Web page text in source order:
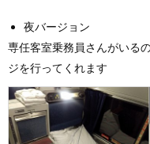
夜バージョン
専任客室乗務員さんがいる
ジを行ってくれます